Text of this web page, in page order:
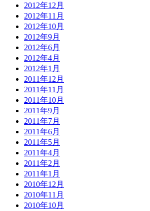
2012年12月
2012年11月
2012年10月
2012年9月
2012年6月
2012年4月
2012年1月
2011年12月
2011年11月
2011年10月
2011年9月
2011年7月
2011年6月
2011年5月
2011年4月
2011年2月
2011年1月
2010年12月
2010年11月
2010年10月